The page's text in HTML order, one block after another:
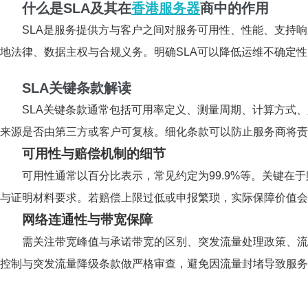
什么是SLA及其在香港服务器商中的作用
SLA是服务提供方与客户之间对服务可用性、性能、支持
地法律、数据主权与合规义务。明确SLA可以降低运维不确定
SLA关键条款解读
SLA关键条款通常包括可用率定义、测量周期、计算方式
来源是否由第三方或客户可复核。细化条款可以防止服务商将
可用性与赔偿机制的细节
可用性通常以百分比表示，常见约定为99.9%等。关键在
与证明材料要求。若赔偿上限过低或申报繁琐，实际保障价值
网络连通性与带宽保障
需关注带宽峰值与承诺带宽的区别、突发流量处理政策、
控制与突发流量降级条款做严格审查，避免因流量封堵导致服